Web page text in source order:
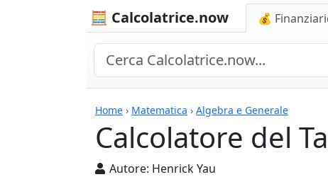
🧮 Calcolatrice.now 💰
Home › Matematica › Algebra e Generale
Calcolatore del
Autore: Henrick Yau
Calcolatrici